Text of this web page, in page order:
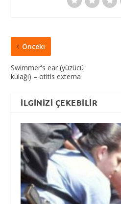
Önceki
Swimmer's ear (yüzücü
kulağı) – otitis externa
İLGINIZI ÇEKEBILIR